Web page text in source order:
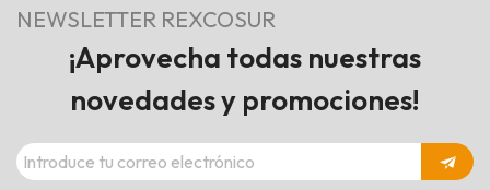
NEWSLETTER REXCOSUR
¡Aprovecha todas nuestras
novedades y promociones!